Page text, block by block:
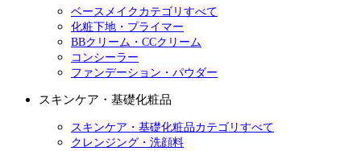
ベースメイクカテゴリすべて
化粧下地・プライマー
BBクリーム・CCクリーム
コンシーラー
ファンデーション・パウダー
スキンケア・基礎化粧品
スキンケア・基礎化粧品カテゴリすべて
クレンジング・洗顔料